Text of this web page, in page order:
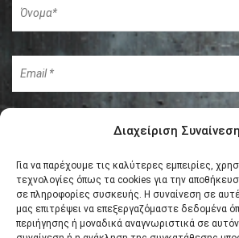
Διαχείριση
Για να παρέχουμε τις καλύτερες εμπειρίες,
τεχνολογίες όπως τα cookies για την
σε πληροφορίες συσκευής. Η συναίνεση σε
μας επιτρέψει να επεξεργαζόμαστε δεδομένα
περιήγησης ή μοναδικά αναγνωριστικά σε